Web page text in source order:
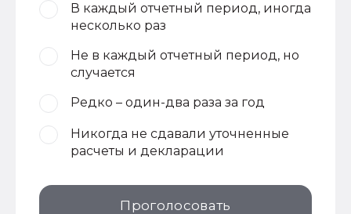
В каждый отчетный период, иногда
несколько раз
Не в каждый отчетный период, но
случается
Редко – один-два раза за год
Никогда не сдавали уточненные
расчеты и декларации
Проголосовать